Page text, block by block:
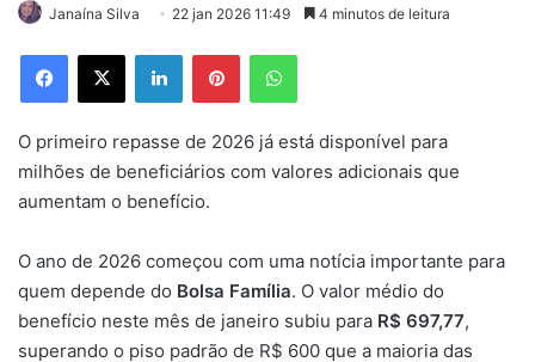
Janaína Silva 22 jan 2026 11:49 4 minutos de leitura
Facebook
X LinkedinPinterestWhatsApp
O primeiro repasse de 2026 já está disponível para
milhões de beneficiários com valores adicionais que
aumentam o benefício.
O ano de 2026 começou com uma notícia importante para
quem depende do Bolsa Família. O valor médio do
benefício neste mês de janeiro subiu para R$ 697,77,
superando o piso padrão de R$ 600 que a maioria das